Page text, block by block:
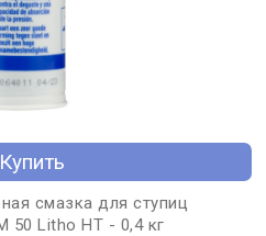
Купить
смазка для ступиц
50 Litho HT - 0,4 кг